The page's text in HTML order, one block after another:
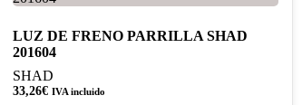
LUZ DE FRENO PARRILLA SHAD
201604
SHAD
33,26€ IVA incluido